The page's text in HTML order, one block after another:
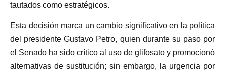
tautados como estratégicos.
Esta decisión marca un cambio significativo en la política
del presidente Gustavo Petro, quien durante su paso por
el Senado ha sido crítico al uso de glifosato y promocionó
alternativas de sustitución; sin embargo, la urgencia por